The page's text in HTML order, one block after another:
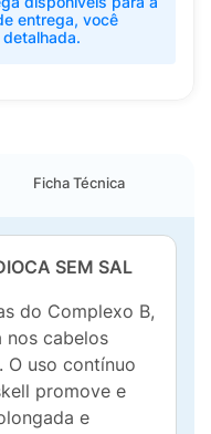
entrega, você
Ficha Técnica
SEM SAL
do Complexo B,
nos cabelos
O uso contínuo
promove e
e